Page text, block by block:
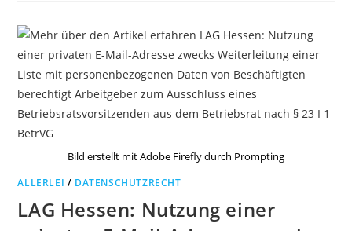
Bild erstellt mit Adobe Firefly durch Prompting
ALLERLEI / DATENSCHUTZRECHT
LAG Hessen: Nutzung einer